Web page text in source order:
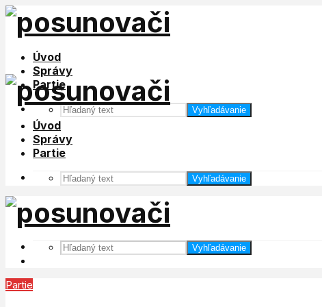
Úvod
Správy
Partie
Vyhľadávanie
Úvod
Správy
Partie
Vyhľadávanie
Vyhľadávanie
Partie